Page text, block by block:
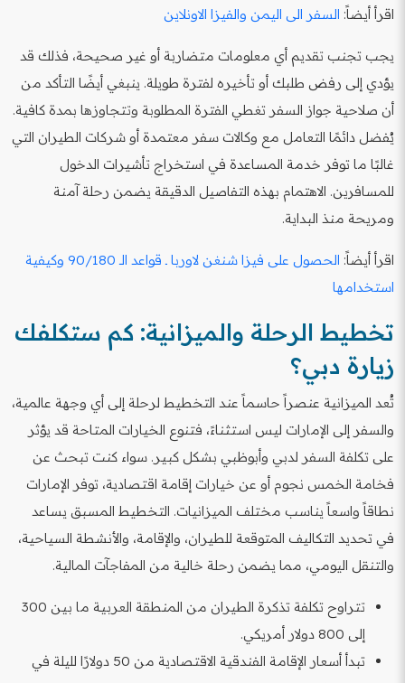
اقرأ أيضاً: السفر الى اليمن والفيزا الاونلاين
يجب تجنب تقديم أي معلومات متضاربة أو غير صحيحة، فذلك قد
يؤدي إلى رفض طلبك أو تأخيره لفترة طويلة. ينبغي أيضًا التأكد من
أن صلاحية جواز السفر تغطي الفترة المطلوبة وتتجاوزها بمدة كافية.
يُفضل دائمًا التعامل مع وكالات سفر معتمدة أو شركات الطيران التي
غالبًا ما توفر خدمة المساعدة في استخراج تأشيرات الدخول
للمسافرين. الاهتمام بهذه التفاصيل الدقيقة يضمن رحلة آمنة
ومريحة منذ البداية.
اقرأ أيضاً:
الحصول على فيزا شنغن لاوربا ـ قواعد الـ 90/180 وكيفية
استخدامها
تخطيط الرحلة والميزانية: كم ستكلفك
زيارة دبي؟
تُعد الميزانية عنصراً حاسماً عند التخطيط لرحلة إلى أي وجهة عالمية،
والسفر إلى الإمارات ليس استثناءً، فتنوع الخيارات المتاحة قد يؤثر
على تكلفة السفر لدبي وأبوظبي بشكل كبير. سواء كنت تبحث عن
فخامة الخمس نجوم أو عن خيارات إقامة اقتصادية، توفر الإمارات
نطاقاً واسعاً يناسب مختلف الميزانيات. التخطيط المسبق يساعد
في تحديد التكاليف المتوقعة للطيران، والإقامة، والأنشطة السياحية،
والتنقل اليومي، مما يضمن رحلة خالية من المفاجآت المالية.
تتراوح تكلفة تذكرة الطيران من المنطقة العربية ما بين 300
إلى 800 دولار أمريكي.
تبدأ أسعار الإقامة الفندقية الاقتصادية من 50 دولارًا لليلة في